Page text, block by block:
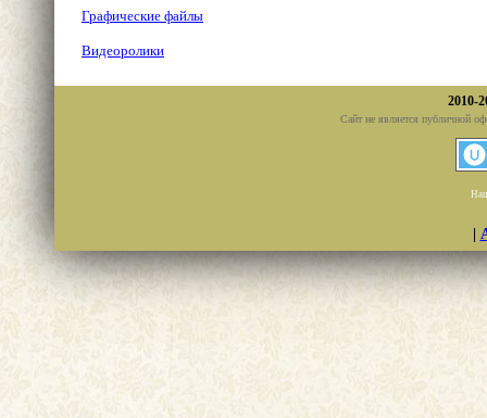
Графические файлы
Видеоролики
2010-
Сайт не является публичной